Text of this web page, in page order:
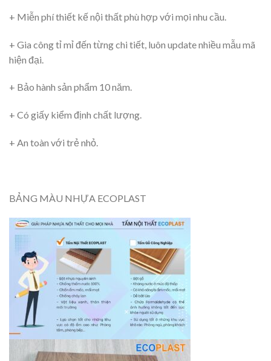
+ Miễn phí thiết kế nội thất phù hợp với mọi nhu cầu.
+ Gia công tỉ mỉ đến từng chi tiết, luôn update nhiều mẫu mã
hiện đại.
+ Bảo hành sản phẩm 10 năm.
+ Có giấy kiểm định chất lượng.
+ An toàn với trẻ nhỏ.
BẢNG MÀU NHỰA ECOPLAST